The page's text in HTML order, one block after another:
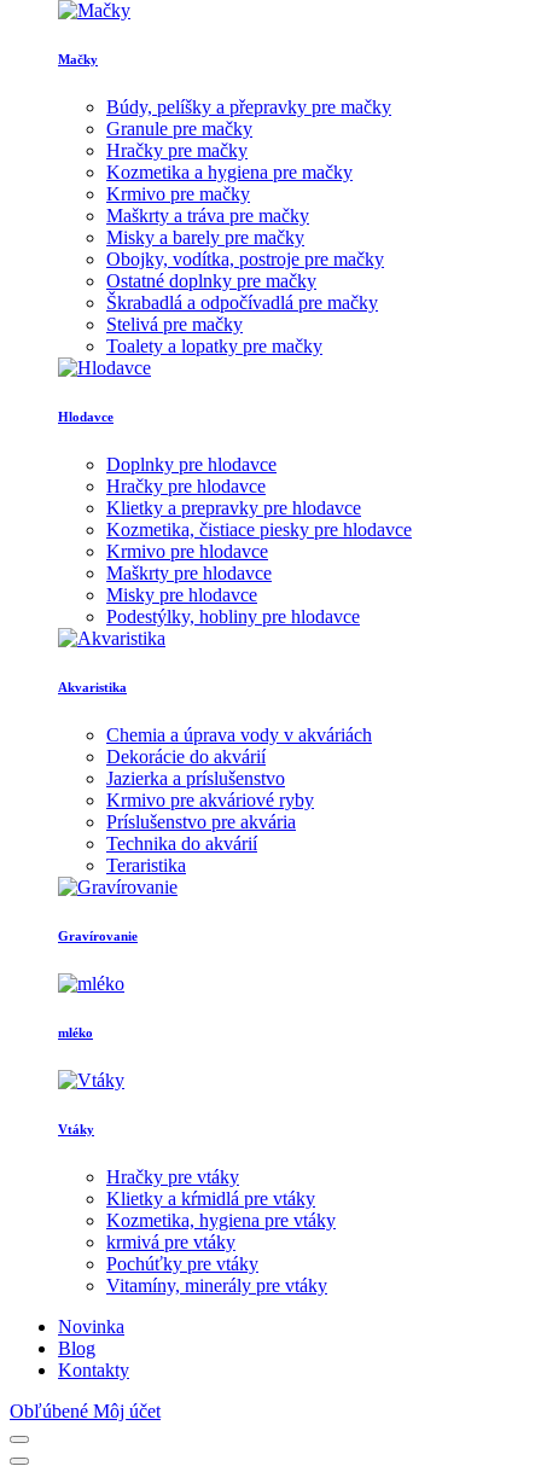
Mačky
Búdy, pelíšky a přepravky pre mačky
Granule pre mačky
Hračky pre mačky
Kozmetika a hygiena pre mačky
Krmivo pre mačky
Maškrty a tráva pre mačky
Misky a barely pre mačky
Obojky, vodítka, postroje pre mačky
Ostatné doplnky pre mačky
Škrabadlá a odpočívadlá pre mačky
Stelivá pre mačky
Toalety a lopatky pre mačky
Hlodavce
Doplnky pre hlodavce
Hračky pre hlodavce
Klietky a prepravky pre hlodavce
Kozmetika, čistiace piesky pre hlodavce
Krmivo pre hlodavce
Maškrty pre hlodavce
Misky pre hlodavce
Podestýlky, hobliny pre hlodavce
Akvaristika
Chemia a úprava vody v akváriách
Dekorácie do akvárií
Jazierka a príslušenstvo
Krmivo pre akváriové ryby
Príslušenstvo pre akvária
Technika do akvárií
Teraristika
Gravírovanie
mléko
Vtáky
Hračky pre vtáky
Klietky a kŕmidlá pre vtáky
Kozmetika, hygiena pre vtáky
krmivá pre vtáky
Pochúťky pre vtáky
Vitamíny, minerály pre vtáky
Novinka
Blog
Kontakty
Obľúbené Môj účet